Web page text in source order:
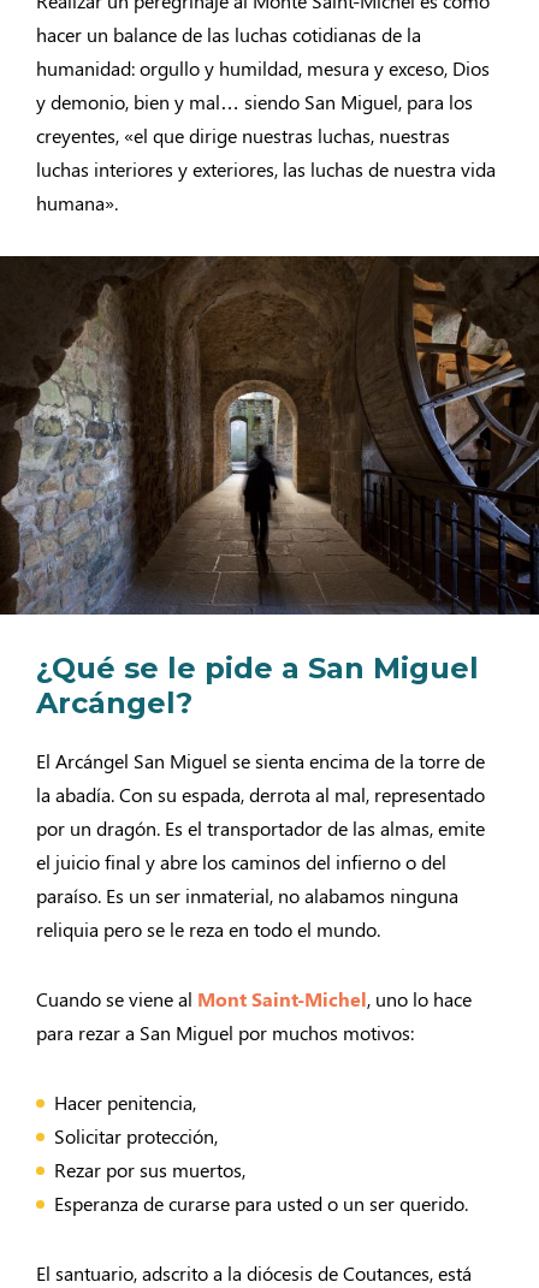
hacer un balance de las luchas cotidianas de la
humanidad: orgullo y humildad, mesura y exceso, Dios
y demonio, bien y mal… siendo San Miguel, para los
creyentes, «el que dirige nuestras luchas, nuestras
luchas interiores y exteriores, las luchas de nuestra vida
humana».
¿Qué se le pide a San Miguel
Arcángel?
El Arcángel San Miguel se sienta encima de la torre de
la abadía. Con su espada, derrota al mal, representado
por un dragón. Es el transportador de las almas, emite
el juicio final y abre los caminos del infierno o del
paraíso. Es un ser inmaterial, no alabamos ninguna
reliquia pero se le reza en todo el mundo.
Cuando se viene al Mont Saint-Michel, uno lo hace
para rezar a San Miguel por muchos motivos:
Hacer penitencia,
Solicitar protección,
Rezar por sus muertos,
Esperanza de curarse para usted o un ser querido.
El santuario, adscrito a la diócesis de Coutances, está